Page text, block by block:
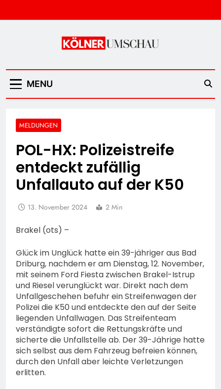
to
Kölner Umschau
MENU
MELDUNGEN
POL-HX: Polizeistreife
entdeckt zufällig
Unfallauto auf der K50
13. November 2024 2 Min
Brakel (ots) –
Glück im Unglück hatte ein 39-jähriger aus Bad
Driburg, nachdem er am Dienstag, 12. November,
mit seinem Ford Fiesta zwischen Brakel-Istrup
und Riesel verunglückt war. Direkt nach dem
Unfallgeschehen befuhr ein Streifenwagen der
Polizei die K50 und entdeckte den auf der Seite
liegenden Unfallwagen. Das Streifenteam
verständigte sofort die Rettungskräfte und
sicherte die Unfallstelle ab. Der 39-Jährige hatte
sich selbst aus dem Fahrzeug befreien können,
durch den Unfall aber leichte Verletzungen
erlitten.